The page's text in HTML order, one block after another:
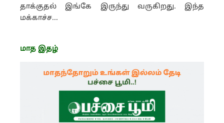
தாக்குதல் இங்கே இருந்து வருகிறது. இந்த
மக்காச்ச...
மாத இதழ்